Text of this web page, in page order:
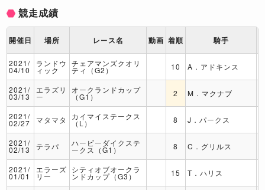
競走成績
開催日 場所 レース名 動画 着順 騎手
2021/
04/10
ランドウ
ィック
チェアマンズクオリ
ティ（G2） 10 A．アドキンス
2021/
03/13
エラズリ
ー
オークランドカップ
（G1） 2 M．マクナブ
2021/
02/27 マタマタ カイマイステークス
（L） 8 J．パークス
2021/
02/13 テラパ ハービーダイクステ
ークス（G1） 8 C．グリルス
2021/
01/01
エラーズ
リー
シティオブオークラ
ンドカップ（G3） 15 T．ハリス